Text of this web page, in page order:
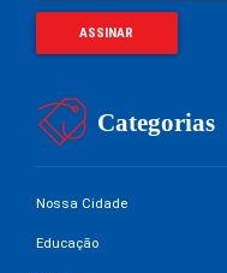
Categorias
Nossa Cidade
Educação